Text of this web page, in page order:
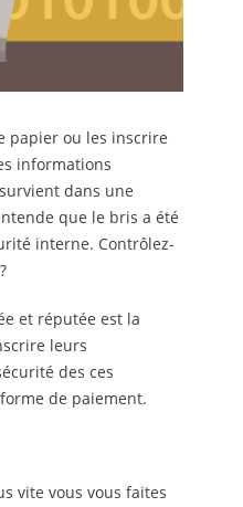
papier ou les inscrire
informations
dans une
que le bris a été
interne. Contrôlez-
et réputée est la
leurs
des ces
de paiement.
vite vous vous faites